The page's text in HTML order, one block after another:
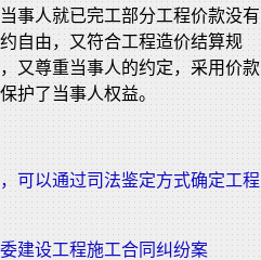
事人就已完工部分工程价款没有
自由，又符合工程造价结算规
又尊重当事人的约定，采用价款
护了当事人权益。
可以通过司法鉴定方式确定工程
建设工程施工合同纠纷案